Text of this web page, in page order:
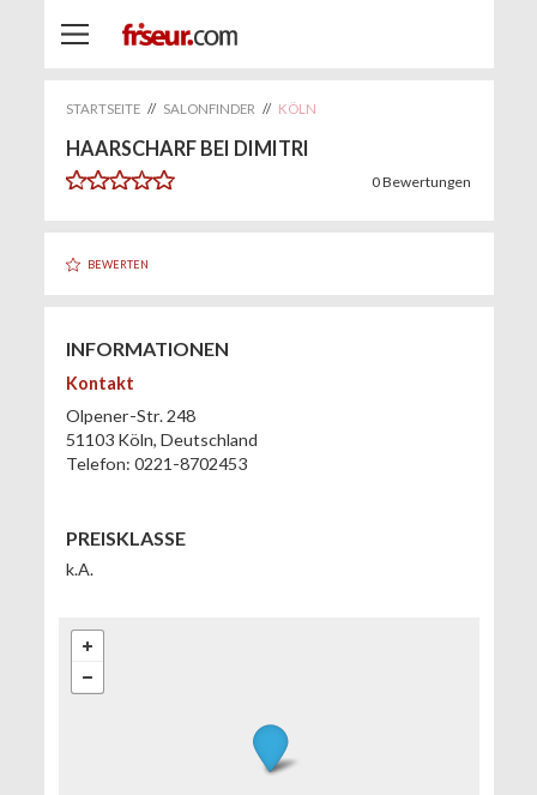
STARTSEITE // SALONFINDER // KÖLN
HAARSCHARF BEI DIMITRI
0Bewertungen
BEWERTEN
INFORMATIONEN
Kontakt
Olpener-Str. 248
51103 Köln, Deutschland
Telefon: 0221-8702453
PREISKLASSE
k.A.